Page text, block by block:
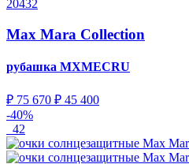
20432
Max Mara Collection
рубашка MXMECRU
₽ 75 670 ₽ 45 400
-40%
42